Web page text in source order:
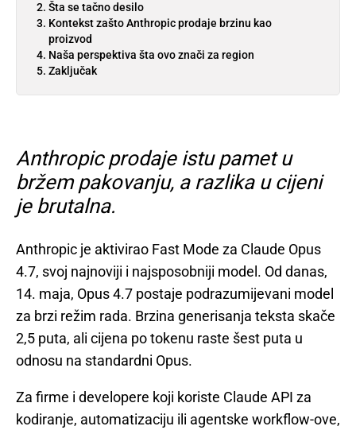
Šta se tačno desilo
Kontekst zašto Anthropic prodaje brzinu kao
proizvod
Naša perspektiva šta ovo znači za region
Zaključak
Anthropic prodaje istu pamet u
bržem pakovanju, a razlika u cijeni
je brutalna.
Anthropic je aktivirao Fast Mode za Claude Opus
4.7, svoj najnoviji i najsposobniji model. Od danas,
14. maja, Opus 4.7 postaje podrazumijevani model
za brzi režim rada. Brzina generisanja teksta skače
2,5 puta, ali cijena po tokenu raste šest puta u
odnosu na standardni Opus.
Za firme i developere koji koriste Claude API za
kodiranje, automatizaciju ili agentske workflow-ove,